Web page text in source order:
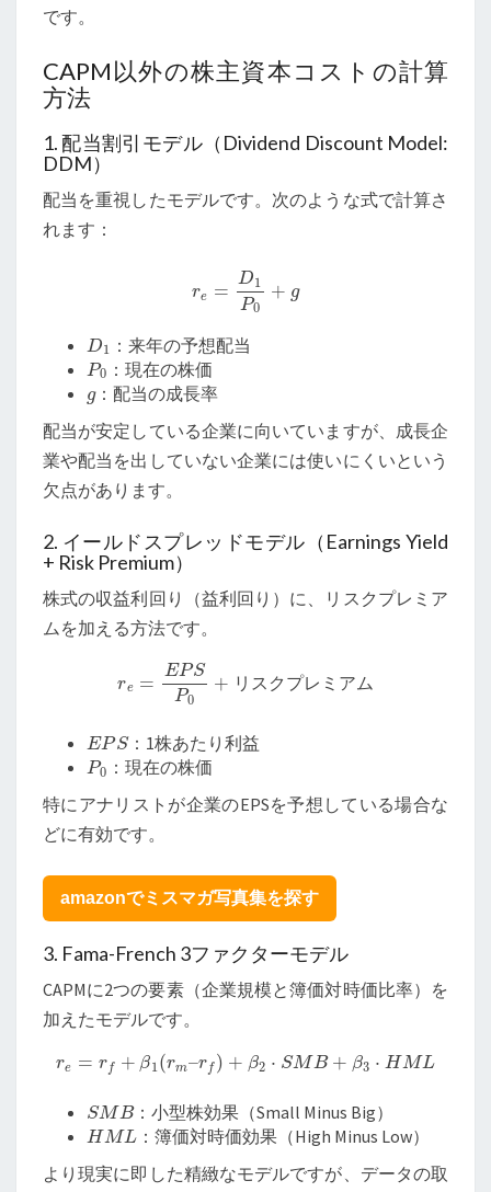
です。
CAPM以外の株主資本コストの計算
方法
1. 配当割引モデル（Dividend Discount Model:
DDM）
配当を重視したモデルです。次のような式で計算さ
れます：
1P
D1 ：来年の予想配当
P0 ：現在の株価
g：配当の成長率
配当が安定している企業に向いていますが、成長企
業や配当を出していない企業には使いにくいという
欠点があります。
2. イールドスプレッドモデル（Earnings Yield
+ Risk Premium）
株式の収益利回り（益利回り）に、リスクプレミア
ムを加える方法です。
リ ス ク プ レ ミ ア ム
PSP0+
EPS ：1株あたり利益
P0 ：現在の株価
特にアナリストが企業のEPSを予想している場合な
どに有効です。
amazonでミスマガ写真集を探す
3. Fama-French 3ファクターモデル
CAPMに2つの要素（企業規模と簿価対時価比率）を
加えたモデルです。
r = f+ β1 m– r )+ β2 MB+β 3 HM
SM B ：小型株効果（Small Minus Big）
HML
：簿価対時価効果（High Minus Low）
より現実に即した精緻なモデルですが、データの取